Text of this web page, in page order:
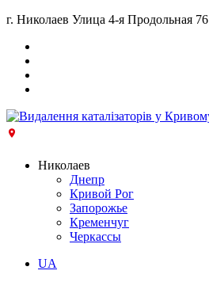
г. Николаев Улица 4-я Продольная 76
Николаев
Днепр
Кривой Рог
Запорожье
Кременчуг
Черкассы
UA